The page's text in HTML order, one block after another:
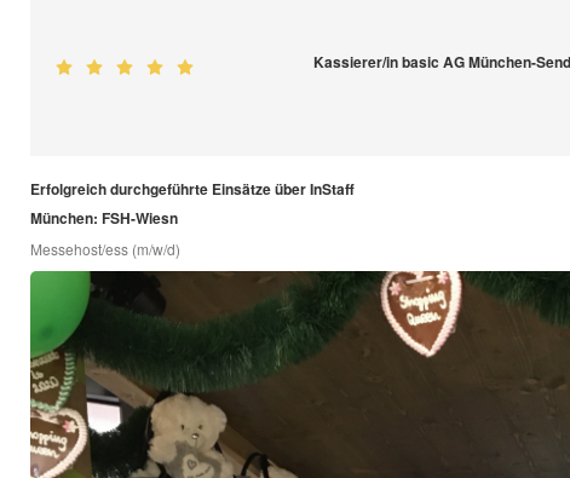
Kassierer/in basic AG München-
Erfolgreich durchgeführte Einsätze über InStaff
München: FSH-Wiesn
Messehost/ess (m/w/d)